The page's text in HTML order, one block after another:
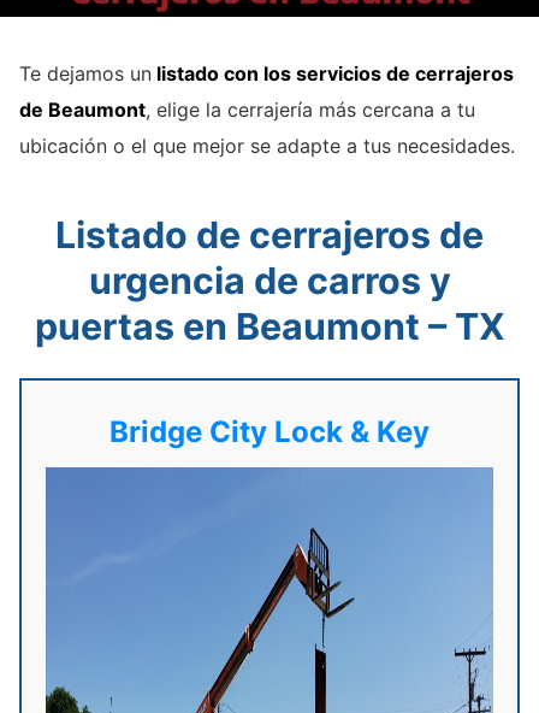
Te dejamos un listado con los servicios de cerrajeros
de Beaumont, elige la cerrajería más cercana a tu
ubicación o el que mejor se adapte a tus necesidades.
Listado de cerrajeros de
urgencia de carros y
puertas en Beaumont – TX
Bridge City Lock & Key